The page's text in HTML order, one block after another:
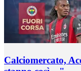
Calciomercato,